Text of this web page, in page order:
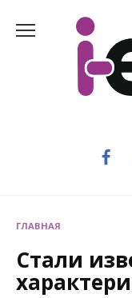
содержанию
ГЛАВНАЯ
Стали